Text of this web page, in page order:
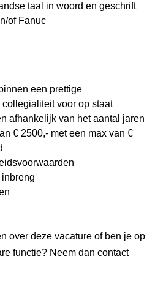
taal in woord en geschrift
of Fanuc
een prettige
voor op staat
afhankelijk van het aantal jaren
€ 2500,- met een max van €
over deze vacature of ben je op
functie? Neem dan contact